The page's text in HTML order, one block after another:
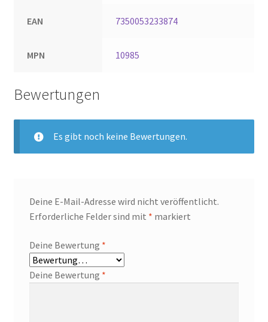
EAN 7350053233874
MPN 10985
Bewertungen
Es gibt noch keine Bewertungen.
Deine E-Mail-Adresse wird nicht veröffentlicht.
Erforderliche Felder sind mit * markiert
Deine Bewertung *
Deine Bewertung *